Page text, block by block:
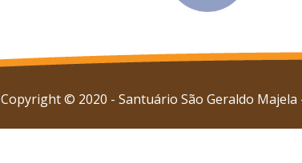
© 2020 - Santuário São Geraldo Majela